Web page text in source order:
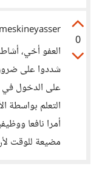
0
meskineyasser
العفو أخي،
شددوا على
على الدخول في
التعلم بواسطة
أمرا نافعا
مضيعة للوقت